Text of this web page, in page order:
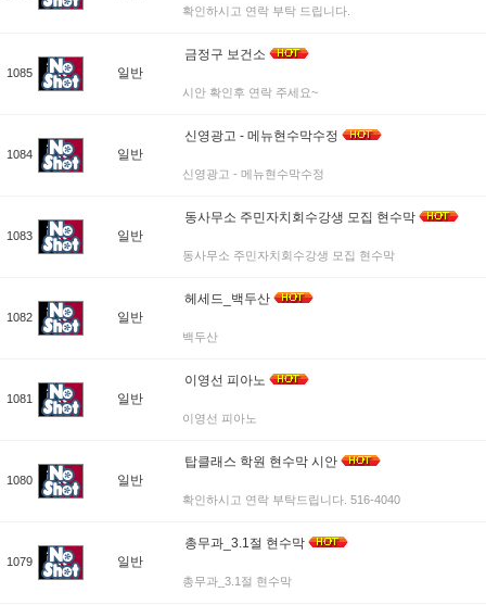
확인하시고 연락 부탁 드립니다.
1085 일반
금정구 보건소
시안 확인후 연락 주세요~
1084 일반
신영광고 - 메뉴현수막수정
신영광고 - 메뉴현수막수정
1083 일반
동사무소 주민자치회수강생 모집 현수막
동사무소 주민자치회수강생 모집 현수막
1082 일반
헤세드_백두산
백두산
1081 일반
이영선 피아노
이영선 피아노
1080 일반
탑클래스 학원 현수막 시안
확인하시고 연락 부탁드립니다. 516-4040
1079 일반
총무과_3.1절 현수막
총무과_3.1절 현수막